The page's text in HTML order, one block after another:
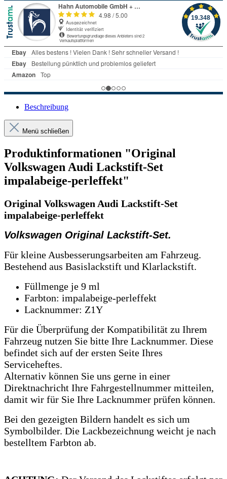
Beschreibung
Menü schließen
Produktinformationen "Original
Volkswagen Audi Lackstift-Set
impalabeige-perleffekt"
Original Volkswagen Audi Lackstift-Set
impalabeige-perleffekt
Volkswagen Original Lackstift-Set.
Für kleine Ausbesserungsarbeiten am Fahrzeug.
Bestehend aus Basislackstift und Klarlackstift.
Füllmenge je 9 ml
Farbton: impalabeige-perleffekt
Lacknummer: Z1Y
Für die Überprüfung der Kompatibilität zu Ihrem
Fahrzeug nutzen Sie bitte Ihre Lacknummer. Diese
befindet sich auf der ersten Seite Ihres
Serviceheftes.
Alternativ können Sie uns gerne in einer
Direktnachricht Ihre Fahrgestellnummer mitteilen,
damit wir für Sie Ihre Lacknummer prüfen können.
Bei den gezeigten Bildern handelt es sich um
Symbolbilder. Die Lackbezeichnung weicht je nach
bestelltem Farbton ab.